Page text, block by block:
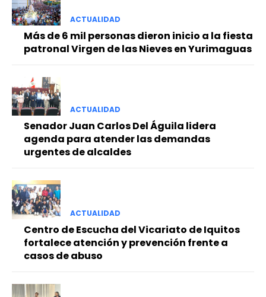
ACTUALIDAD
Más de 6 mil personas dieron inicio a la fiesta
patronal Virgen de las Nieves en Yurimaguas
ACTUALIDAD
Senador Juan Carlos Del Águila lidera
agenda para atender las demandas
urgentes de alcaldes
ACTUALIDAD
Centro de Escucha del Vicariato de Iquitos
fortalece atención y prevención frente a
casos de abuso